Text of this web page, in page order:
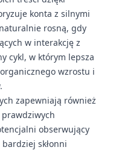
konta z silnymi
rosną, gdy
w interakcję z
cykl, w którym lepsza
wzrostu i
zapewniają również
obserwujący
skłonni